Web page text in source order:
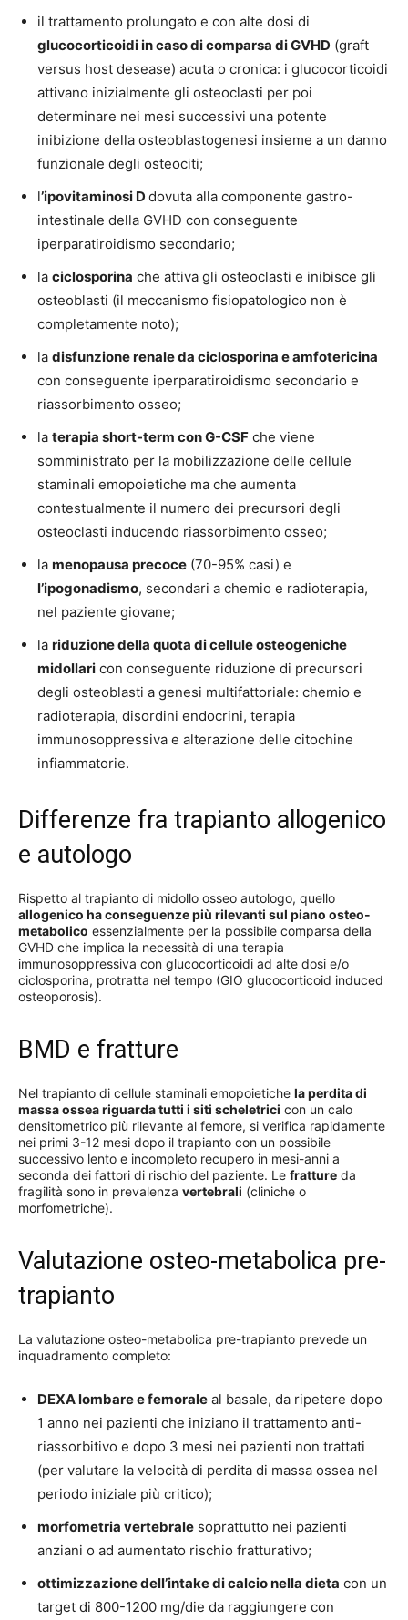
il trattamento prolungato e con alte dosi di
glucocorticoidi in caso di comparsa di GVHD (graft
versus host desease) acuta o cronica: i glucocorticoidi
attivano inizialmente gli osteoclasti per poi
determinare nei mesi successivi una potente
inibizione della osteoblastogenesi insieme a un danno
funzionale degli osteociti;
l’ipovitaminosi D dovuta alla componente gastro-
intestinale della GVHD con conseguente
iperparatiroidismo secondario;
la ciclosporina che attiva gli osteoclasti e inibisce gli
osteoblasti (il meccanismo fisiopatologico non è
completamente noto);
la disfunzione renale da ciclosporina e amfotericina
con conseguente iperparatiroidismo secondario e
riassorbimento osseo;
la terapia short-term con G-CSF che viene
somministrato per la mobilizzazione delle cellule
staminali emopoietiche ma che aumenta
contestualmente il numero dei precursori degli
osteoclasti inducendo riassorbimento osseo;
la menopausa precoce (70-95% casi) e
l’ipogonadismo, secondari a chemio e radioterapia,
nel paziente giovane;
la riduzione della quota di cellule osteogeniche
midollari con conseguente riduzione di precursori
degli osteoblasti a genesi multifattoriale: chemio e
radioterapia, disordini endocrini, terapia
immunosoppressiva e alterazione delle citochine
infiammatorie.
Differenze fra trapianto allogenico
e autologo
Rispetto al trapianto di midollo osseo autologo, quello
allogenico ha conseguenze più rilevanti sul piano osteo-
metabolico essenzialmente per la possibile comparsa della
GVHD che implica la necessità di una terapia
immunosoppressiva con glucocorticoidi ad alte dosi e/o
ciclosporina, protratta nel tempo (GIO glucocorticoid induced
osteoporosis).
BMD e fratture
Nel trapianto di cellule staminali emopoietiche la perdita di
massa ossea riguarda tutti i siti scheletrici con un calo
densitometrico più rilevante al femore, si verifica rapidamente
nei primi 3-12 mesi dopo il trapianto con un possibile
successivo lento e incompleto recupero in mesi-anni a
seconda dei fattori di rischio del paziente. Le fratture da
fragilità sono in prevalenza vertebrali (cliniche o
morfometriche).
Valutazione osteo-metabolica pre-
trapianto
La valutazione osteo-metabolica pre-trapianto prevede un
inquadramento completo:
DEXA lombare e femorale al basale, da ripetere dopo
1 anno nei pazienti che iniziano il trattamento anti-
riassorbitivo e dopo 3 mesi nei pazienti non trattati
(per valutare la velocità di perdita di massa ossea nel
periodo iniziale più critico);
morfometria vertebrale soprattutto nei pazienti
anziani o ad aumentato rischio fratturativo;
ottimizzazione dell’intake di calcio nella dieta con un
target di 800-1200 mg/die da raggiungere con